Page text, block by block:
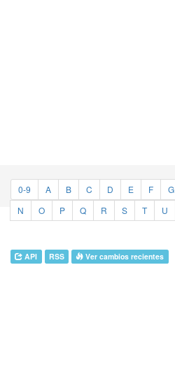
0-9 A B C D E F G
N
O P Q R S T U
API RSS Ver cambios recientes